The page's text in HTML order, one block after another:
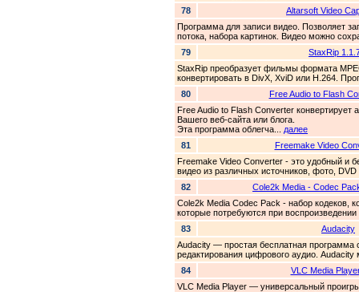
78
Altarsoft Video
Программа для записи видео. Позволяет
потока, набора картинок. Видео можно
79
StaxRip
StaxRip преобразует фильмы формата
конвертировать в DivX, XviD или H.264.
80
Free Audio to Flash
Free Audio to Flash Converter
Вашего веб-сайта или блога.
Эта программа облегча... далее
81
Freemake Video
Freemake Video Converter - это удобный и
видео из различных источников, фото,
82
Cole2k Media - Codec
Cole2k Media Codec Pack - набор кодеков,
которые потребуются при
83
Audacity
Audacity — простая бесплатная
редактирования цифрового аудио.
84
VLC Media
VLC Media Player — универсальный